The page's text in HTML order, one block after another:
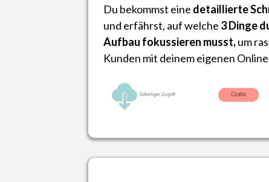
Du bekommst eine detaillierte
und erfährst, auf welche 3 Dinge
Aufbau fokussieren musst,um
Kunden mit deinem eigenen